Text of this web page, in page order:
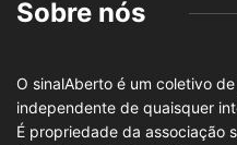
Sobre nós
O sinalAberto é um coletivo
independente de quaisquer
É propriedade da associação